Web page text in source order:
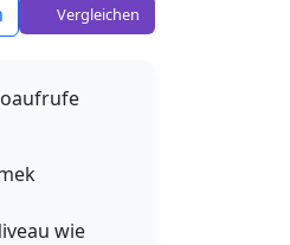
Vergleichen
wie